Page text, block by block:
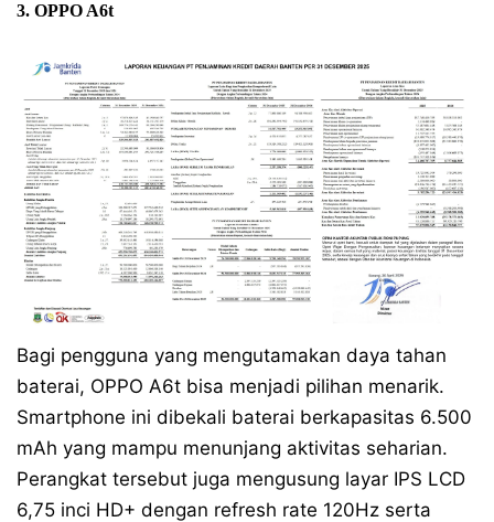
3. OPPO A6t
Bagi pengguna yang mengutamakan daya tahan
baterai, OPPO A6t bisa menjadi pilihan menarik.
Smartphone ini dibekali baterai berkapasitas 6.500
mAh yang mampu menunjang aktivitas seharian.
Perangkat tersebut juga mengusung layar IPS LCD
6,75 inci HD+ dengan refresh rate 120Hz serta